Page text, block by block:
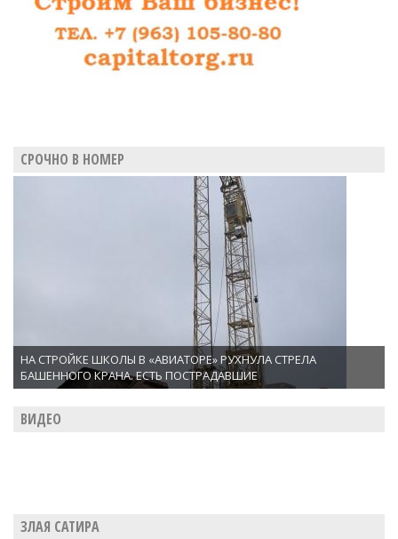
СРОЧНО В НОМЕР
НА СТРОЙКЕ ШКОЛЫ В «АВИАТОРЕ» РУХНУЛА СТРЕЛА
БАШЕННОГО КРАНА. ЕСТЬ ПОСТРАДАВШИЕ
ВИДЕО
ЗЛАЯ САТИРА